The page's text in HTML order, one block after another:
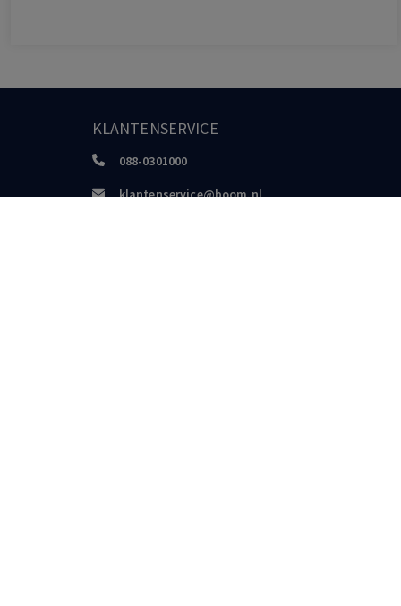
KLANTENSERVICE
088-0301000
klantenservice@boom.nl